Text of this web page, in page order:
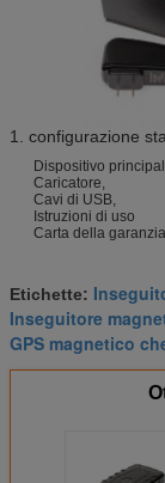
1. configurazione
Dispositivo
Caricatore,
Cavi di USB,
Istruzioni di uso
Carta della garanzia
Etichette:
Inseguitore
GPS magnetico